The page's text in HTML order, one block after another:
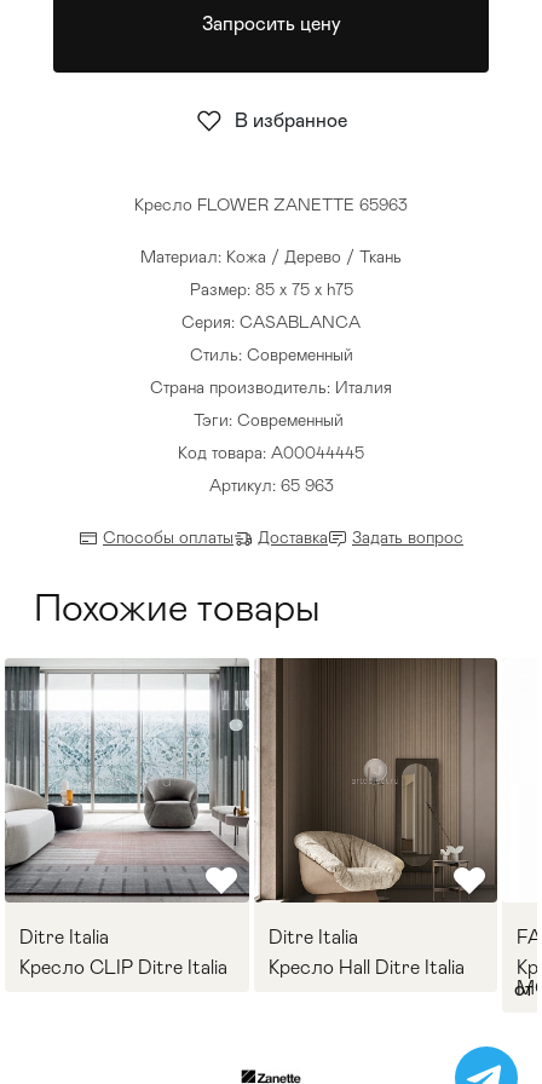
Кресло FLOWER ZANETTE 65963
Материал: Кожа / Дерево / Ткань
Размер: 85 x 75 x h75
Серия: CASABLANCA
Стиль: Современный
Страна производитель: Италия
Тэги: Современный
Код товара: A00044445
Артикул: 65 963
Способы оплаты Доставка Задать вопрос
Запросить цену
В избранное
Похожие товары
Ditre Italia
Кресло CLIP Ditre Italia
Ditre Italia
Кресло Hall Ditre Italia
от